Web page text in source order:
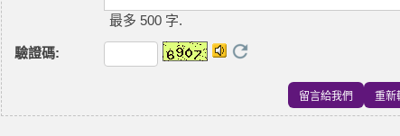
最多 500 字.
驗證碼: